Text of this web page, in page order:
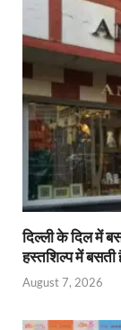
दिल्ली के दिल में
हस्तशिल्प में
August 7, 2026